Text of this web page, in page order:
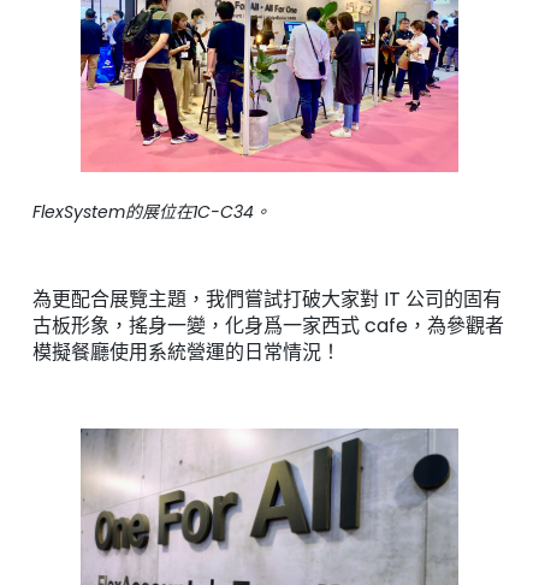
FlexSystem的展位在1C-C34。
為更配合展覽主題，我們嘗試打破大家對 IT 公司的固有
古板形象，搖身一變，化身爲一家西式 cafe，為參觀者
模擬餐廳使用系統營運的日常情況！